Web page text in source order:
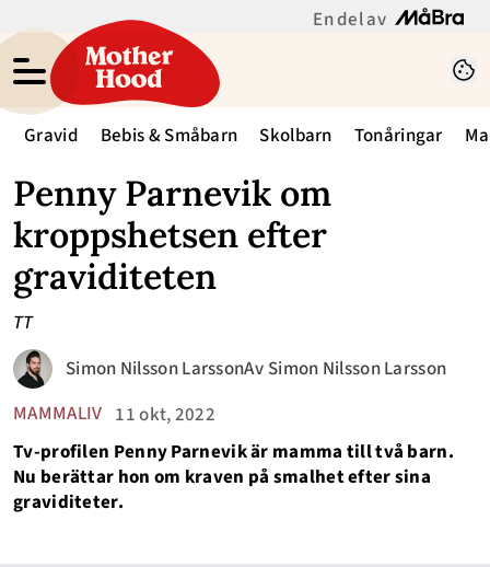
En del av
Gravid Bebis & Småbarn Skolbarn Tonåringar
Penny Parnevik om
kroppshetsen efter
graviditeten
MAMMALIV 11 okt, 2022
Simon Nilsson LarssonAv Simon Nilsson Larsson
TT
Tv-profilen Penny Parnevik är mamma till två barn.
Nu berättar hon om kraven på smalhet efter sina
graviditeter.